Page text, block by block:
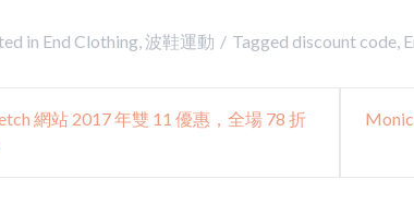
in End Clothing,波鞋運動 Tagged discount code,
網站 2017 年雙 11 優惠，全場 78 折